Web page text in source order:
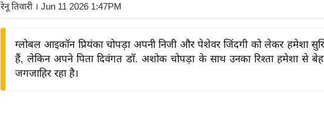
रेनू तिवारी । Jun 11 2026 1:47PM
ग्लोबल आइकॉन प्रियंका चोपड़ा अपनी निजी और पेशेवर जिंदगी को लेकर हमेशा
हैं, लेकिन अपने पिता दिवंगत डॉ. अशोक चोपड़ा के साथ उनका रिश्ता हमेशा से
जगजाहिर रहा है।